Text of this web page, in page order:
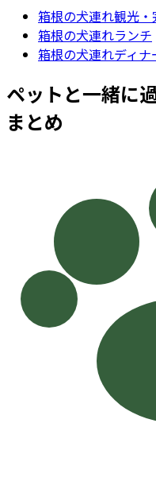
箱根の犬連れ観光
箱根の犬連れランチ
箱根の犬連れディナ
ペットと一緒に
まとめ